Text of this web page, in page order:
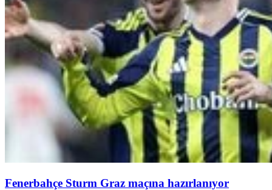
Fenerbahçe Sturm Graz maçına hazırlanıyor